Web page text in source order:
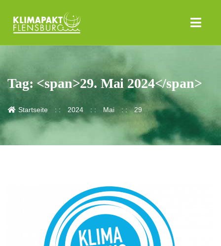
Tag: <span>29. Mai 2024</span>
Startseite 2024 Mai 29